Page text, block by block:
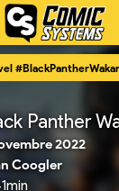
Panther
2022
Coogler